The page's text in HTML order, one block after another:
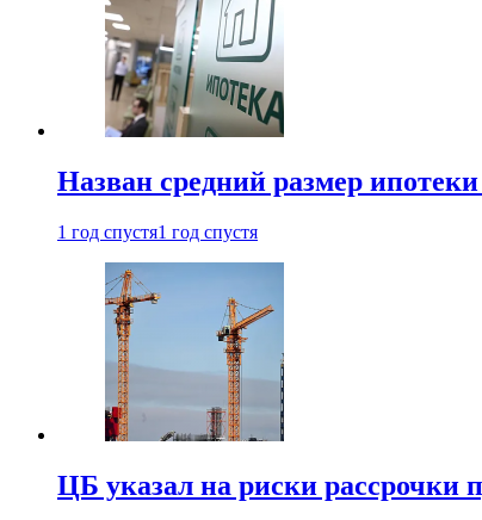
Назван средний размер
1 год спустя1 год спустя
ЦБ указал на риски рассрочки